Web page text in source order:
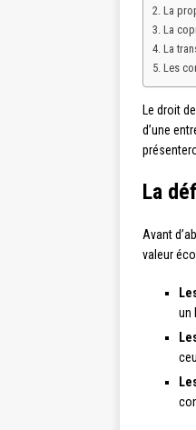
La
La
La
Les
Le droit
d’une
La
Avant
valeur
un